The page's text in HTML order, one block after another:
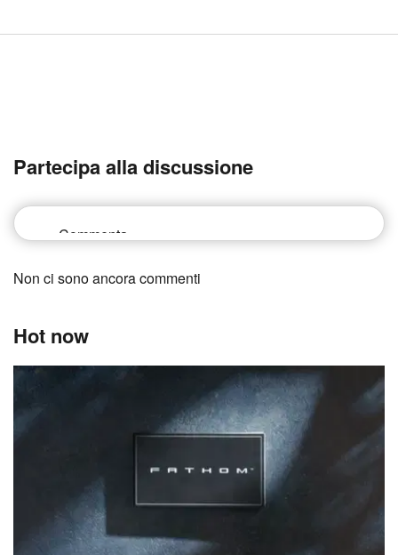
Partecipa alla discussione
Non ci sono ancora commenti
Hot now